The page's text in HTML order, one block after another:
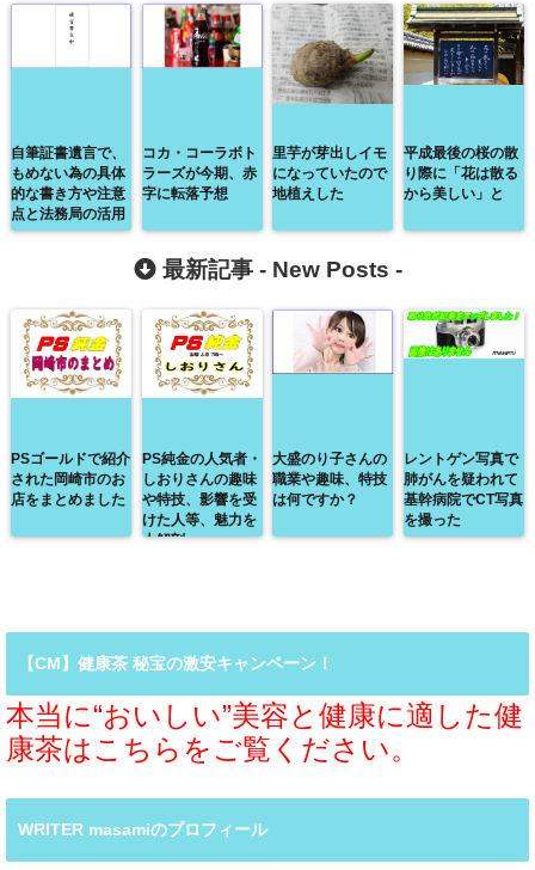
自筆証書遺言で、
もめない為の具体
的な書き方や注意
点と法務局の活用
コカ・コーラボト
ラーズが今期、赤
字に転落予想
里芋が芽出しイモ
になっていたので
地植えした
平成最後の桜の散
り際に「花は散る
から美しい」と
最新記事 - New Posts -
PSゴールドで紹介
された岡崎市のお
店をまとめました
PS純金の人気者・
しおりさんの趣味
や特技、影響を受
けた人等、魅力を
大解剖
大盛のり子さんの
職業や趣味、特技
は何ですか？
レントゲン写真で
肺がんを疑われて
基幹病院でCT写真
を撮った
【CM】健康茶 秘宝の激安キャンペーン！
本当に“おいしい”美容と健康に適した健
康茶はこちらをご覧ください。
WRITER masamiのプロフィール